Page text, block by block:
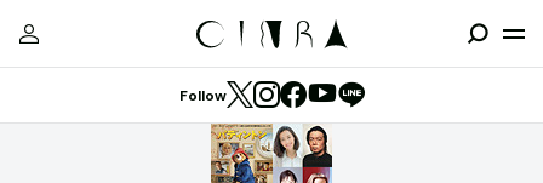
Follow